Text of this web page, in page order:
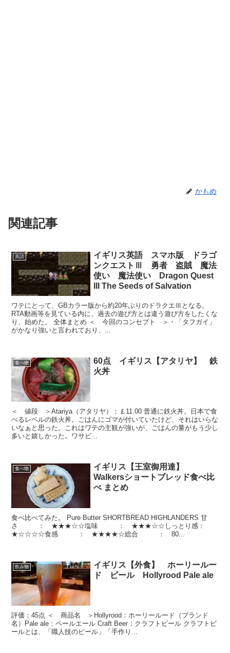
かもめ
関連記事
英語
イギリス英語 スマホ版 ドラゴ
ンクエストⅢ 勇者 盗賊 魔法
使い 魔法使い Dragon Quest
III The Seeds of Salvation
ワテにとって、GBカラー版から約20年ぶりのドラクエⅢとなる。
RTA動画等を見ている内に、過去の遊び方とは違う遊び方をしたくな
り、始めた。 全体まとめ ＜ 今回のコンセプト ＞・「タフガイ」
がかなり強いと言われており、...
食べ物
60点 イギリス【アタリヤ】 鉄
火丼
＜ 値段 ＞Atariya（アタリヤ）：￡11.00 普通に鉄火丼。日本で食
べるレベルの鉄火丼。ごはんにゴマが付いていたけど、それはいらな
いなぁと思った。これはワテの主観が強いが、ごはんの量がもう少し
多いと嬉しかった。ワサビ...
食べ物
イギリス【王室御用達】
Walkersショートブレッド食べ比
べ まとめ
食べ比べてみた。 Pure Butter SHORTBREAD HIGHLANDERS 甘
さ ： ★★★☆☆塩味 ： ★★★☆☆しっとり感：
★☆☆☆☆食感 ： ★★★★☆総合 ： 80...
飲み物
イギリス【外食】 ホーリールー
ド ビール Hollyrood Pale ale
評価：45点 ＜ 商品名 ＞Hollyrood：ホーリールード（ブランド
名）Pale ale：ペールエール Craft Beer：クラフトビール クラフトビ
ールとは、「職人技のビール」「手作り...